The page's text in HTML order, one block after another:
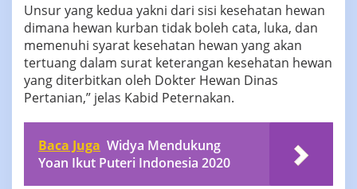
‎‎Unsur yang kedua yakni dari sisi kesehatan hewan
dimana hewan kurban tidak boleh cata, luka, dan
memenuhi syarat kesehatan hewan yang akan
tertuang dalam surat keterangan kesehatan hewan
yang diterbitkan oleh Dokter Hewan Dinas
Pertanian,” jelas Kabid Peternakan.
Baca Juga Widya Mendukung
Yoan Ikut Puteri Indonesia 2020